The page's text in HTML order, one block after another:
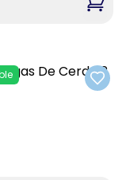
400 G ,
Add